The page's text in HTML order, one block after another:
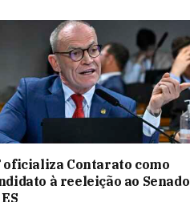
oficializa Contarato como
à reeleição ao Senado